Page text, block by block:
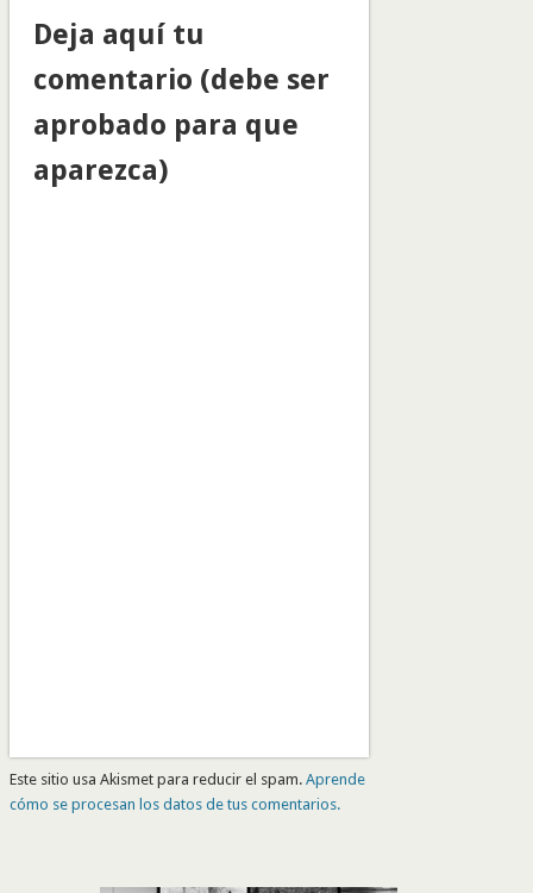
Deja aquí tu
comentario (debe ser
aprobado para que
aparezca)
Este sitio usa Akismet para reducir el spam. Aprende
cómo se procesan los datos de tus comentarios.